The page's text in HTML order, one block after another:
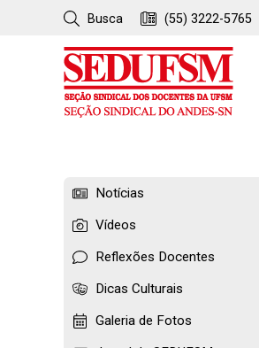
Busca (55) 3222-5765
Notícias
Vídeos
Reflexões Docentes
Dicas Culturais
Galeria de Fotos